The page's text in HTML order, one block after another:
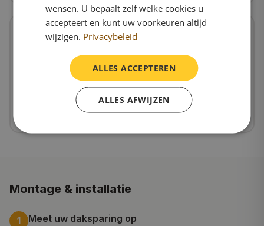
Hoge isolatie-eis
Passief huis of BENG-norm
Polyester E30/8 of E50/8
Montage & installatie
1 Meet uw daksparing op
wensen. U bepaalt zelf welke cookies u
accepteert en kunt uw voorkeuren altijd
wijzigen. Privacybeleid
ALLES ACCEPTEREN
ALLES AFWIJZEN